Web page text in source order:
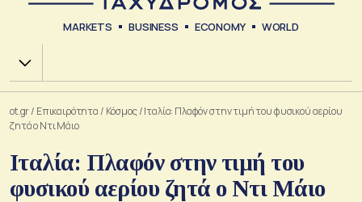
MARKETS BUSINESS ECONOMY WORLD
Χ.Α.
ot.gr/ Επικαιρότητα / Κόσμος/Ιταλία: Πλαφόν στην τιμή του φυσικού αερίου
ζητά ο Ντι Μάιο
Ιταλία: Πλαφόν στην τιμή του
φυσικού αερίου ζητά ο Ντι Μάιο